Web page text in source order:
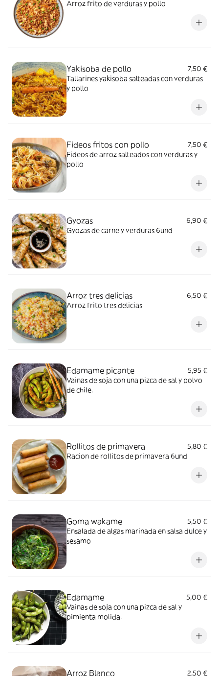
Arroz frito de verduras y pollo
Yakisoba de pollo
7,50 €
Tallarines yakisoba salteadas con verduras
y pollo
Fideos fritos con pollo
7,50 €
Fideos de arroz salteados con verduras y
pollo
Gyozas
6,90 €
Gyozas de carne y verduras 6und
Arroz tres delicias
6,50 €
Arroz frito tres delicias
Edamame picante
5,95 €
Vainas de soja con una pizca de sal y polvo
de chile.
Rollitos de primavera
5,80 €
Racion de rollitos de primavera 6und
Goma wakame
5,50 €
Ensalada de algas marinada en salsa dulce y
sesamo
Edamame
5,00 €
Vainas de soja con una pizca de sal y
pimienta molida.
Arroz Blanco
2,50 €